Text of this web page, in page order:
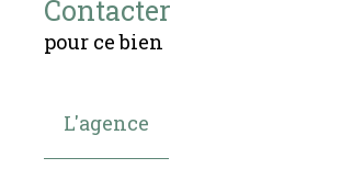
Contacter
pour ce bien
L'agence